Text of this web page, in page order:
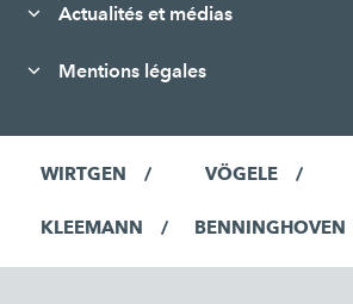
Actualités et médias
Mentions légales
WIRTGEN VÖGELE
KLEEMANN BENNINGHOVEN